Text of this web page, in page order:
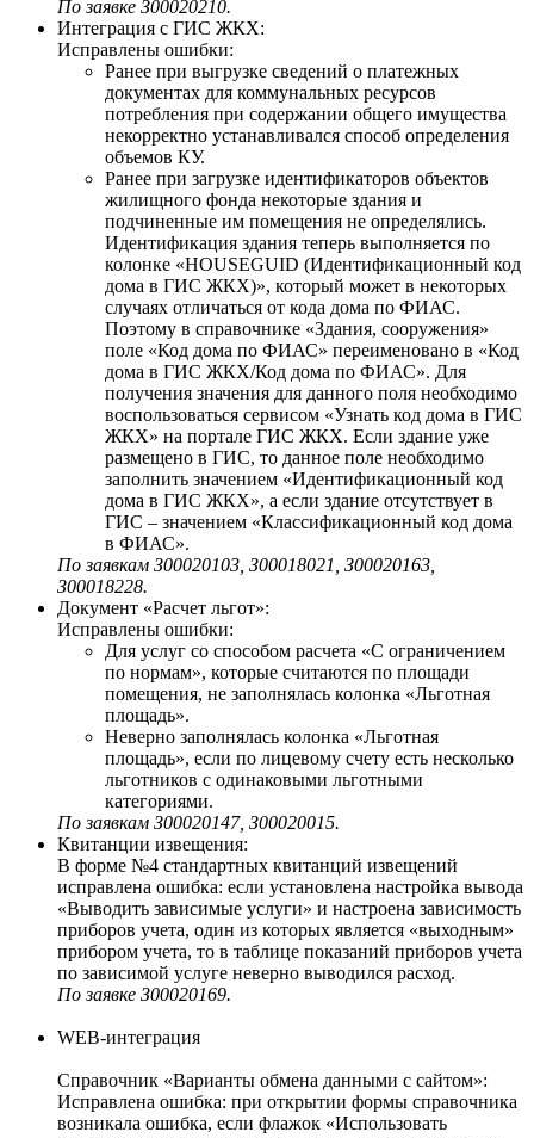
По заявке З00020210.
Интеграция с ГИС ЖКХ:
Исправлены ошибки:
Ранее при выгрузке сведений о платежных
документах для коммунальных ресурсов
потребления при содержании общего имущества
некорректно устанавливался способ определения
объемов КУ.
Ранее при загрузке идентификаторов объектов
жилищного фонда некоторые здания и
подчиненные им помещения не определялись.
Идентификация здания теперь выполняется по
колонке «HOUSEGUID (Идентификационный код
дома в ГИС ЖКХ)», который может в некоторых
случаях отличаться от кода дома по ФИАС.
Поэтому в справочнике «Здания, сооружения»
поле «Код дома по ФИАС» переименовано в «Код
дома в ГИС ЖКХ/Код дома по ФИАС». Для
получения значения для данного поля необходимо
воспользоваться сервисом «Узнать код дома в ГИС
ЖКХ» на портале ГИС ЖКХ. Если здание уже
размещено в ГИС, то данное поле необходимо
заполнить значением «Идентификационный код
дома в ГИС ЖКХ», а если здание отсутствует в
ГИС – значением «Классификационный код дома
в ФИАС».
По заявкам З00020103, З00018021, З00020163,
З00018228.
Документ «Расчет льгот»:
Исправлены ошибки:
Для услуг со способом расчета «С ограничением
по нормам», которые считаются по площади
помещения, не заполнялась колонка «Льготная
площадь».
Неверно заполнялась колонка «Льготная
площадь», если по лицевому счету есть несколько
льготников с одинаковыми льготными
категориями.
По заявкам З00020147, З00020015.
Квитанции извещения:
В форме №4 стандартных квитанций извещений
исправлена ошибка: если установлена настройка вывода
«Выводить зависимые услуги» и настроена зависимость
приборов учета, один из которых является «выходным»
прибором учета, то в таблице показаний приборов учета
по зависимой услуге неверно выводился расход.
По заявке З00020169.
WEB-интеграция
Справочник «Варианты обмена данными с сайтом»:
Исправлена ошибка: при открытии формы справочника
возникала ошибка, если флажок «Использовать